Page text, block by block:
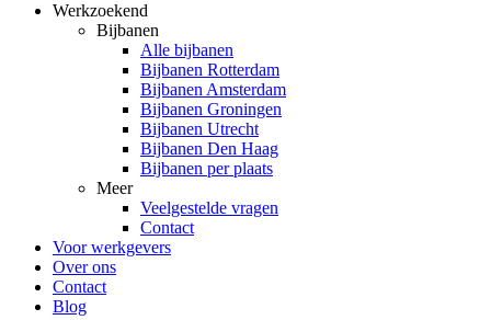
Werkzoekend
Bijbanen
Alle bijbanen
Bijbanen Rotterdam
Bijbanen Amsterdam
Bijbanen Groningen
Bijbanen Utrecht
Bijbanen Den Haag
Bijbanen per plaats
Meer
Veelgestelde vragen
Contact
Voor werkgevers
Over ons
Contact
Blog